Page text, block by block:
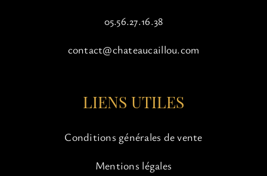
05.56.27.16.38
contact@chateaucaillou.com
LIENS UTILES
Conditions générales de vente
Mentions légales